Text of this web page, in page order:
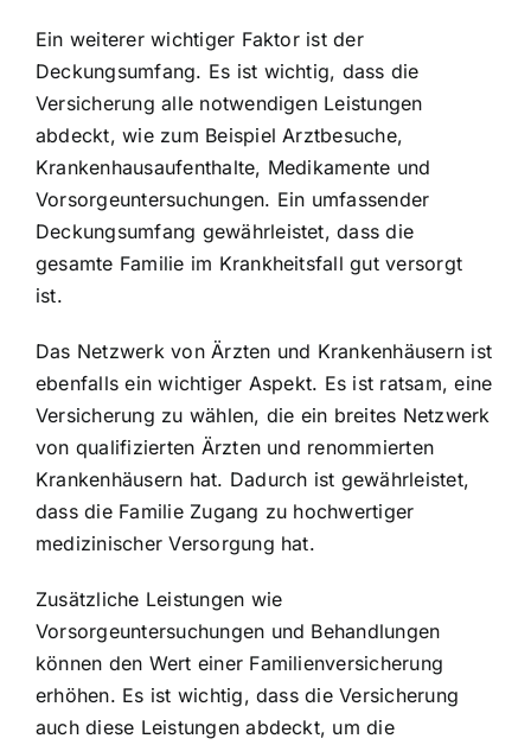
Ein weiterer wichtiger Faktor ist der
Deckungsumfang. Es ist wichtig, dass die
Versicherung alle notwendigen Leistungen
abdeckt, wie zum Beispiel Arztbesuche,
Krankenhausaufenthalte, Medikamente und
Vorsorgeuntersuchungen. Ein umfassender
Deckungsumfang gewährleistet, dass die
gesamte Familie im Krankheitsfall gut versorgt
ist.
Das Netzwerk von Ärzten und Krankenhäusern ist
ebenfalls ein wichtiger Aspekt. Es ist ratsam, eine
Versicherung zu wählen, die ein breites Netzwerk
von qualifizierten Ärzten und renommierten
Krankenhäusern hat. Dadurch ist gewährleistet,
dass die Familie Zugang zu hochwertiger
medizinischer Versorgung hat.
Zusätzliche Leistungen wie
Vorsorgeuntersuchungen und Behandlungen
können den Wert einer Familienversicherung
erhöhen. Es ist wichtig, dass die Versicherung
auch diese Leistungen abdeckt, um die